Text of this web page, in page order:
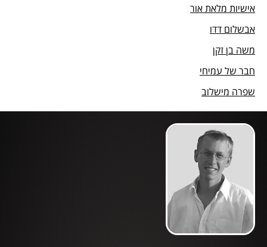
אישיות מלאת אור
אבשלום דדו
משה בן זקן
חבר של עמיחי
שפרה מישלוב